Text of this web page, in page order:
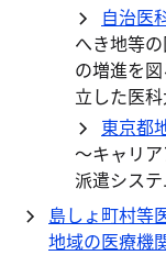
自治医
へき地等
の増進を
立した医科
東京都
～キャリ
派遣シス
島しょ町村等
地域の医療機